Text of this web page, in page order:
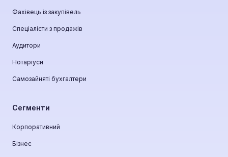
Фахівець із закупівель
Спеціалісти з продажів
Аудитори
Нотаріуси
Самозайняті бухгалтери
Сегменти
Корпоративний
Бізнес